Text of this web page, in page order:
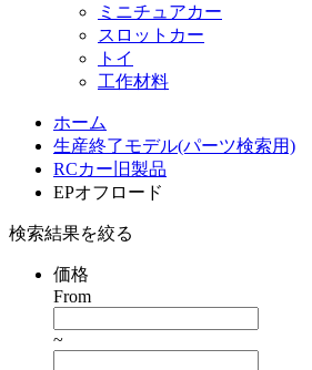
ミニチュアカー
スロットカー
トイ
工作材料
ホーム
生産終了モデル(パーツ検索用)
RCカー旧製品
EPオフロード
検索結果を絞る
価格
From
~